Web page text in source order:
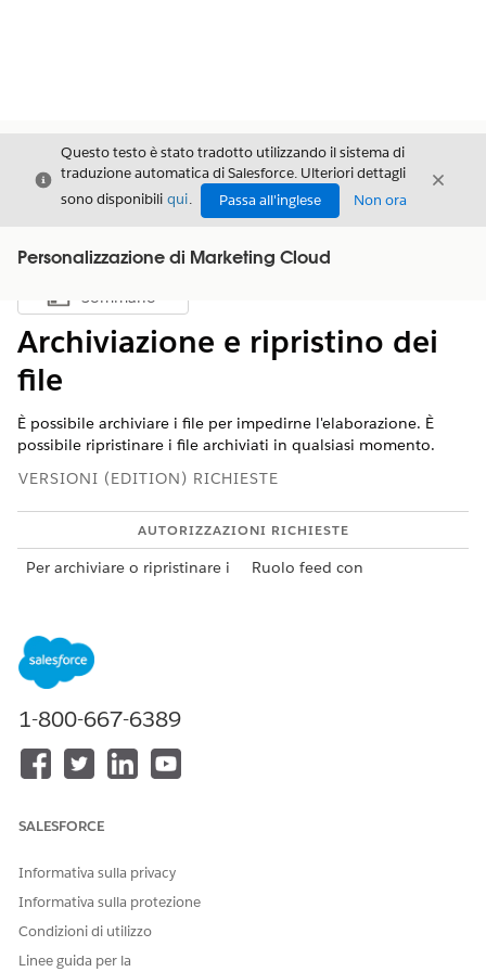
Chiudi
Questo testo è stato tradotto utilizzando il sistema di
traduzione automatica di Salesforce. Ulteriori dettagli
sono disponibili qui. Passa all'inglese Non ora
Chiudi
Personalizzazione di Marketing Cloud
Mostra sommario
Sommario
Archiviazione e ripristino dei
file
È possibile archiviare i file per impedirne l'elaborazione. È
possibile ripristinare i file archiviati in qualsiasi momento.
VERSIONI (EDITION) RICHIESTE
AUTORIZZAZIONI RICHIESTE
Per archiviare o ripristinare i
Ruolo feed con
considerazioni:
La possibilità di archiviare i file dei processi ETL richiede
un ruolo Feed con le autorizzazioni Annulla abilitate.
VedereVerifica delle impostazioni
È possibile ripristinare i file SFTP archiviati. Tuttavia, il
ripristino dei file di Data 360 archiviati non è supportato.
riavviare l'attivazione in Data 360 utilizzando la stessa
Per archiviare file SFTP o Data 360:
Dalla navigazione principale, selezionare
oFeed| File di Data Cloud
Fare clic sulla directory
1-800-667-6389
SALESFORCE
Informativa sulla privacy
Informativa sulla protezione
Condizioni di utilizzo
Linee guida per la